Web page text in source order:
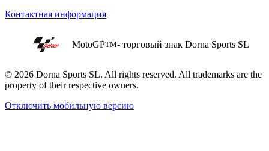
Контактная информация
MotoGPTM- торговый знак Dorna Sports SL
© 2026 Dorna Sports SL. All rights reserved. All trademarks are the
property of their respective owners.
Отключить мобильную версию